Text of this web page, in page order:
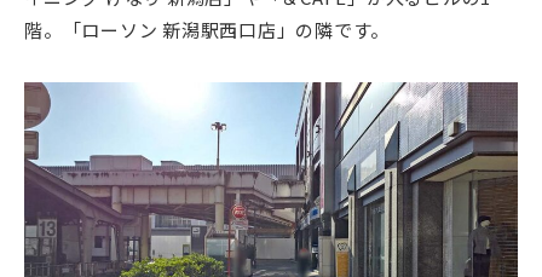
階。「ローソン 新潟駅西口店」の隣です。